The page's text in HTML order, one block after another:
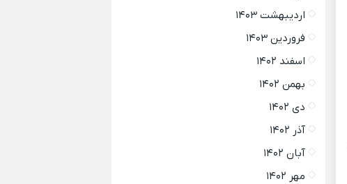
اردیبهشت ۱۴۰۳
فروردین ۱۴۰۳
اسفند ۱۴۰۲
بهمن ۱۴۰۲
دی ۱۴۰۲
آذر ۱۴۰۲
آبان ۱۴۰۲
مهر ۱۴۰۲